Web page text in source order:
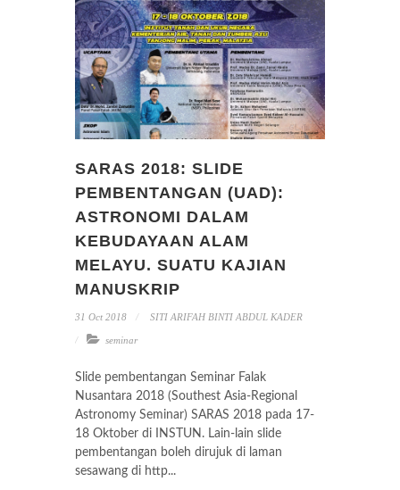
SARAS 2018: SLIDE
PEMBENTANGAN (UAD):
ASTRONOMI DALAM
KEBUDAYAAN ALAM
MELAYU. SUATU KAJIAN
MANUSKRIP
31 Oct 2018 SITI ARIFAH BINTI ABDUL KADER
seminar
Slide pembentangan Seminar Falak
Nusantara 2018 (Southest Asia-Regional
Astronomy Seminar) SARAS 2018 pada 17-
18 Oktober di INSTUN. Lain-lain slide
pembentangan boleh dirujuk di laman
sesawang di http...